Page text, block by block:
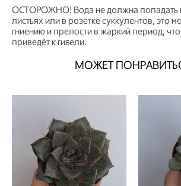
ОСТОРОЖНО! Вода не должна попадать и
листьях или в розетке суккулентов, это
гниению и прелости в жаркий период,
приведёт к гибели.
МОЖЕТ